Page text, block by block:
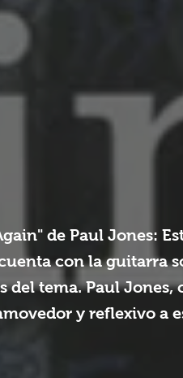
de Paul Jones:
con la guitarra
del tema. Paul
y reflexivo a